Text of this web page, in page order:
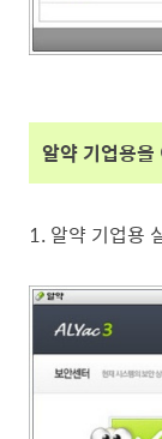
알약 기업용을
1. 알약 기업용